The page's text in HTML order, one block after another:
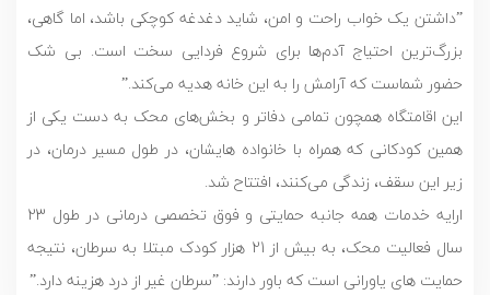
”داشتن یک خواب راحت و امن، شاید دغدغه کوچکی باشد، اما گاهی،
بزرگ‌ترین احتیاج آدم‌ها برای شروع فردایی سخت است. بی شک
حضور شماست که آرامش را به این خانه هدیه می‌کند.”
این اقامتگاه همچون تمامی دفاتر و بخش‌های محک به دست یکی از
همین کودکانی که همراه با خانواده هایشان، در طول مسیر درمان، در
زیر این سقف، زندگی می‌کنند، افتتاح شد.
ارایه خدمات همه جانبه حمایتی و فوق تخصصی درمانی در طول 23
سال فعالیت محک، به بیش از 21 هزار کودک مبتلا به سرطان، نتیجه
حمایت های یاورانی است که باور دارند: ”سرطان غیر از درد هزینه دارد.”